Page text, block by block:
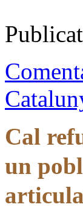
Cal
un